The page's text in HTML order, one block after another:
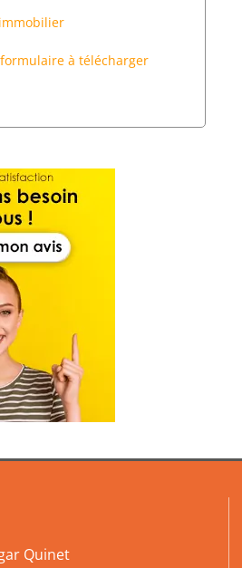
à télécharger
Quinet